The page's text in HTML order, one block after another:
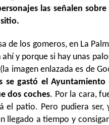
las señalen
de los gomeros, en La
ahí y porque si hay unas
(la imagen enlazada es de
se gastó el
dos coches. Por la cara,
el patio. Pero pudiera
llegado a tiempo y